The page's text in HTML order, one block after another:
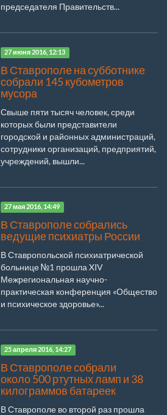
председателя Правительств...
27 июня 2016, 12:13
В Ставрополе на субботнике
собрали 145 кубометров
мусора
Свыше пяти тысяч человек, среди
которых были представители
городской и районных администраций,
сотрудники организаций, предприятий,
учреждений, вышли...
27 мая 2016, 14:49
В Ставрополе собрались
ведущие психиатры России
В Ставропольской психиатрической
больнице №1 прошла XIV
Межрегиональная научно-
практическая конференция «Общество
и психическое здоровье»...
25 апреля 2016, 14:27
В Ставрополе собрали
около 500 ртутных ламп и 38
килограммов батареек
В Ставрополе во второй раз прошла